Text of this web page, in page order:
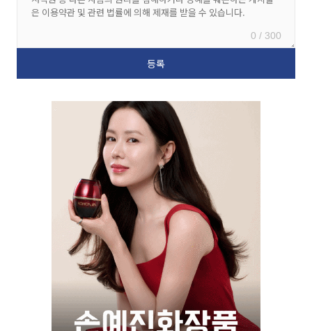
0 / 300